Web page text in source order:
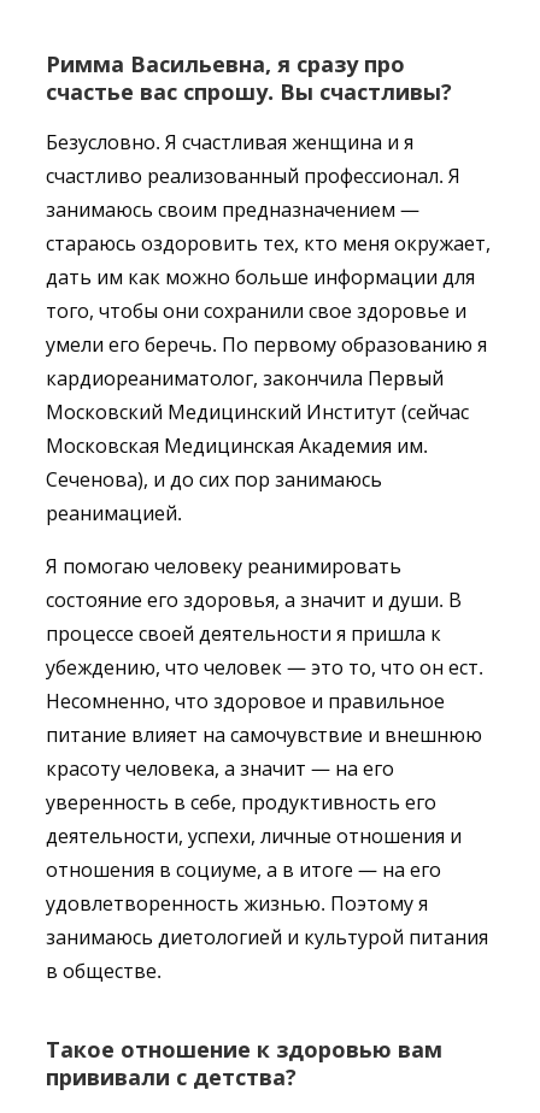
Римма Васильевна, я сразу про
счастье вас спрошу. Вы счастливы?
Безусловно. Я счастливая женщина и я
счастливо реализованный профессионал. Я
занимаюсь своим предназначением —
стараюсь оздоровить тех, кто меня окружает,
дать им как можно больше информации для
того, чтобы они сохранили свое здоровье и
умели его беречь. По первому образованию я
кардиореаниматолог, закончила Первый
Московский Медицинский Институт (сейчас
Московская Медицинская Академия им.
Сеченова), и до сих пор занимаюсь
реанимацией.
Я помогаю человеку реанимировать
состояние его здоровья, а значит и души. В
процессе своей деятельности я пришла к
убеждению, что человек — это то, что он ест.
Несомненно, что здоровое и правильное
питание влияет на самочувствие и внешнюю
красоту человека, а значит — на его
уверенность в себе, продуктивность его
деятельности, успехи, личные отношения и
отношения в социуме, а в итоге — на его
удовлетворенность жизнью. Поэтому я
занимаюсь диетологией и культурой питания
в обществе.
Такое отношение к здоровью вам
прививали с детства?